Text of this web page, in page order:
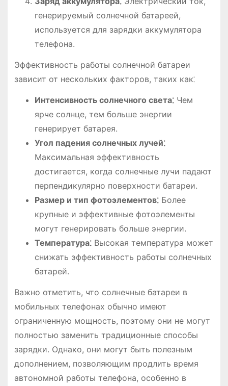
генерируемый солнечной батареей,
используется для зарядки аккумулятора
телефона.
Эффективность работы солнечной батареи
зависит от нескольких факторов, таких как⁚
Интенсивность солнечного света⁚Чем
ярче солнце, тем больше энергии
генерирует батарея.
Угол падения солнечных лучей⁚
Максимальная эффективность
достигается, когда солнечные лучи падают
перпендикулярно поверхности батареи.
Размер и тип фотоэлементов⁚Более
крупные и эффективные фотоэлементы
могут генерировать больше энергии.
Температура⁚Высокая температура может
снижать эффективность работы солнечных
батарей.
Важно отметить, что солнечные батареи в
мобильных телефонах обычно имеют
ограниченную мощность, поэтому они не могут
полностью заменить традиционные способы
зарядки. Однако, они могут быть полезным
дополнением, позволяющим продлить время
автономной работы телефона, особенно в